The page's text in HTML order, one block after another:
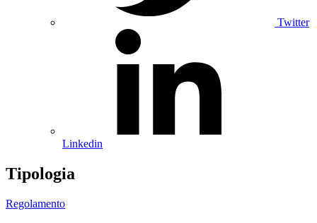
Twitter
Linkedin
Tipologia
Regolamento